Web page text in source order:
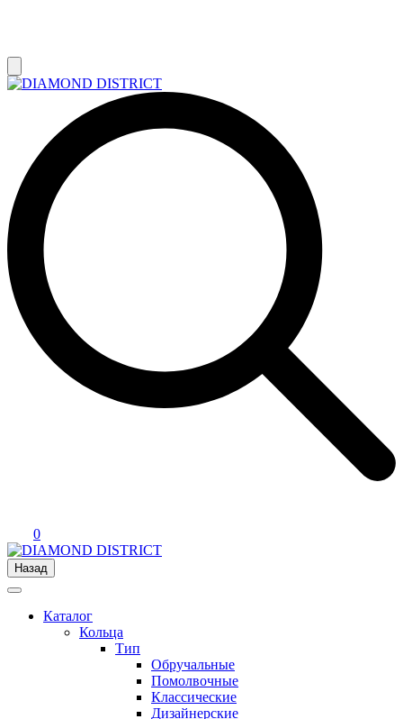
0
Назад
Каталог
Кольца
Тип
Обручальные
Помолвочные
Классические
Дизайнерские